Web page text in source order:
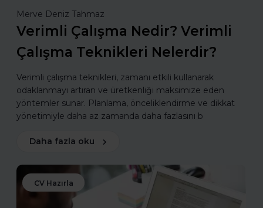
Merve Deniz Tahmaz
Verimli Çalışma Nedir? Verimli
Çalışma Teknikleri Nelerdir?
Verimli çalışma teknikleri, zamanı etkili kullanarak
odaklanmayı artıran ve üretkenliği maksimize eden
yöntemler sunar. Planlama, önceliklendirme ve dikkat
yönetimiyle daha az zamanda daha fazlasını b
Daha fazla oku
CV Hazırla